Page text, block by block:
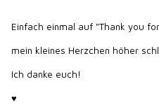
Einfach einmal auf "Thank you
mein kleines Herzchen höher
Ich danke euch!
♥